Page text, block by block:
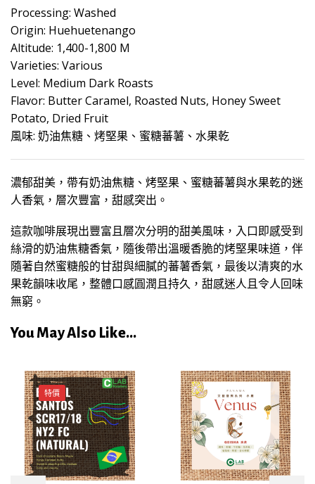
Processing: Washed
Origin: Huehuetenango
Altitude: 1,400-1,800 M
Varieties: Various
Level: Medium Dark Roasts
Flavor: Butter Caramel, Roasted Nuts, Honey Sweet
Potato, Dried Fruit
風味: 奶油焦糖、烤堅果、蜜糖蕃薯、水果乾
濃郁甜美，帶有奶油焦糖、烤堅果、蜜糖蕃薯與水果乾的迷
人香氣，層次豐富，甜感突出。
這款咖啡展現出豐富且層次分明的甜美風味，入口即感受到
絲滑的奶油焦糖香氣，隨後帶出溫暖香脆的烤堅果味道，伴
隨著自然蜜糖般的甘甜與細膩的蕃薯香氣，最後以清爽的水
果乾韻味收尾，整體口感圓潤且持久，甜感迷人且令人回味
無窮。
You May Also Like...
特價